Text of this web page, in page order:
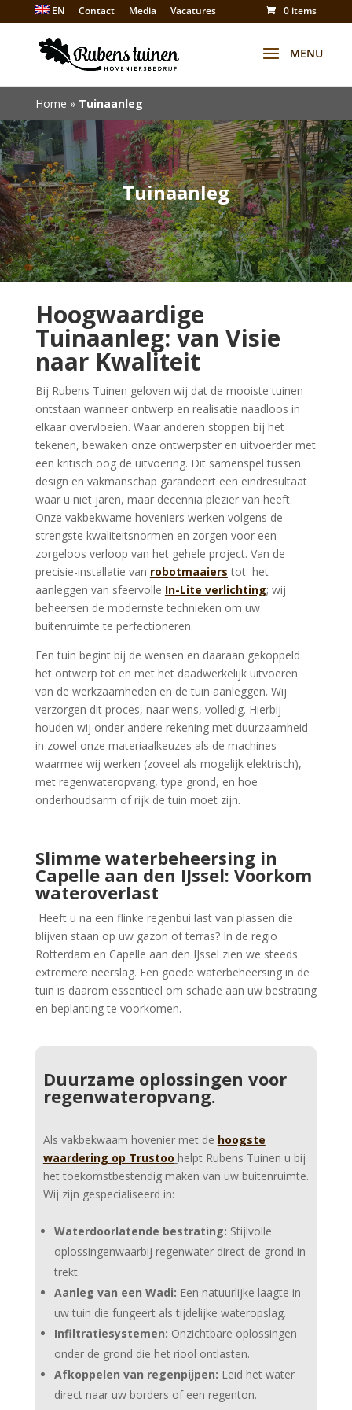
EN Contact Media
Vacatures
Winkel
0 items
Home » Tuinaanleg
Tuinaanleg
Hoogwaardige
Tuinaanleg: van Visie
naar Kwaliteit
Bij Rubens Tuinen geloven wij dat de mooiste tuinen
ontstaan wanneer ontwerp en realisatie naadloos in
elkaar overvloeien. Waar anderen stoppen bij het
tekenen, bewaken onze ontwerpster en uitvoerder met
een kritisch oog de uitvoering. Dit samenspel tussen
design en vakmanschap garandeert een eindresultaat
waar u niet jaren, maar decennia plezier van heeft.
Onze vakbekwame hoveniers werken volgens de
strengste kwaliteitsnormen en zorgen voor een
zorgeloos verloop van het gehele project. Van de
precisie-installatie van robotmaaiers tot het
aanleggen van sfeervolle In-Lite verlichting; wij
beheersen de modernste technieken om uw
buitenruimte te perfectioneren.
Een tuin begint bij de wensen en daaraan gekoppeld
het ontwerp tot en met het daadwerkelijk uitvoeren
van de werkzaamheden en de tuin aanleggen. Wij
verzorgen dit proces, naar wens, volledig. Hierbij
houden wij onder andere rekening met duurzaamheid
in zowel onze materiaalkeuzes als de machines
waarmee wij werken (zoveel als mogelijk elektrisch),
met regenwateropvang, type grond, en hoe
onderhoudsarm of rijk de tuin moet zijn.
Slimme waterbeheersing in
Capelle aan den IJssel: Voorkom
wateroverlast
Heeft u na een flinke regenbui last van plassen die
blijven staan op uw gazon of terras? In de regio
Rotterdam en Capelle aan den IJssel zien we steeds
extremere neerslag. Een goede waterbeheersing in de
tuin is daarom essentieel om schade aan uw bestrating
en beplanting te voorkomen.
Duurzame oplossingen voor
regenwateropvang.
Als vakbekwaam hovenier met de hoogste
waardering op Trustoo helpt Rubens Tuinen u bij
het toekomstbestendig maken van uw buitenruimte.
Wij zijn gespecialiseerd in:
Waterdoorlatende bestrating: Stijlvolle
oplossingenwaarbij regenwater direct de grond in
trekt.
Aanleg van een Wadi: Een natuurlijke laagte in
uw tuin die fungeert als tijdelijke wateropslag.
Infiltratiesystemen: Onzichtbare oplossingen
onder de grond die het riool ontlasten.
Afkoppelen van regenpijpen: Leid het water
direct naar uw borders of een regenton.